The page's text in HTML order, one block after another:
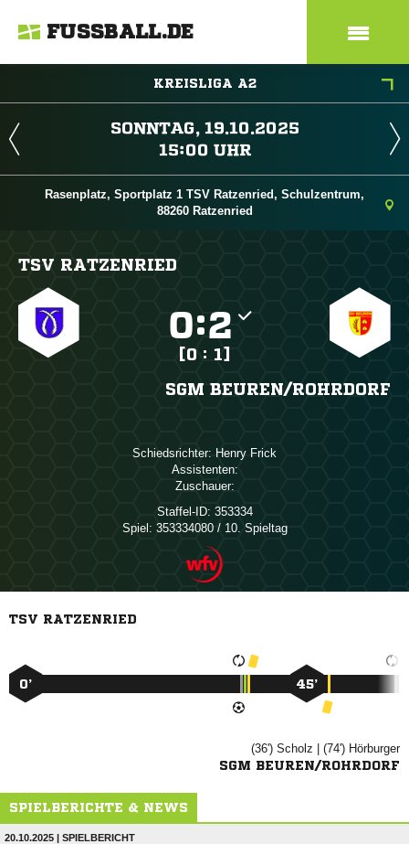
FUSSBALL.DE
KREISLIGA A2
 
 
Rasenplatz, Sportplatz 1 TSV Ratzenried, Schulzentrum,
88260 Ratzenried
TSV RATZENRIED
:
[0 : 1]
SGM BEUREN/​ROHRDORF
Schiedsrichter:  
Assistenten:
Zuschauer:
Staffel-ID: 353334
Spiel: 353334080 / 10. Spieltag
TSV RATZENRIED
0’ 45’
(36')  | (74') 
SGM BEUREN/ROHRDORF
SPIELBERICHTE & NEWS
20.10.2025 | SPIELBERICHT